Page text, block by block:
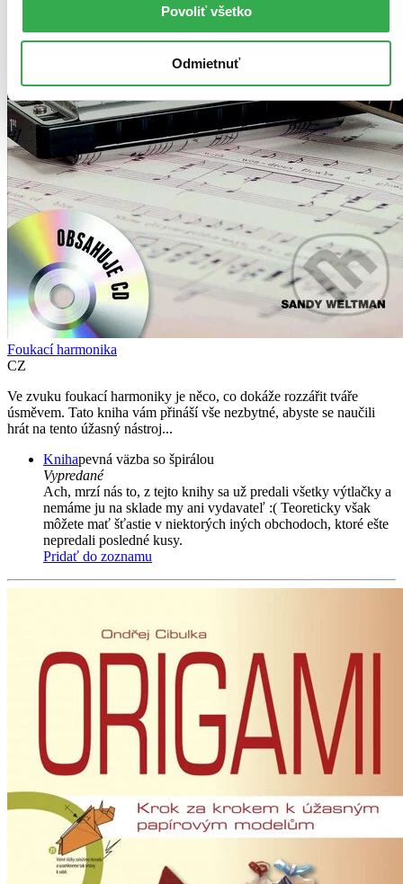
Povoliť všetko
Odmietnuť
Foukací harmonika
CZ
Ve zvuku foukací harmoniky je něco, co dokáže rozzářit tváře
úsměvem. Tato kniha vám přináší vše nezbytné, abyste se naučili
hrát na tento úžasný nástroj...
Knihapevná väzba so špirálou
Vypredané
Ach, mrzí nás to, z tejto knihy sa už predali všetky výtlačky a
nemáme ju na sklade my ani vydavateľ :( Teoreticky však
môžete mať šťastie v niektorých iných obchodoch, ktoré ešte
nepredali posledné kusy.
Pridať do zoznamu